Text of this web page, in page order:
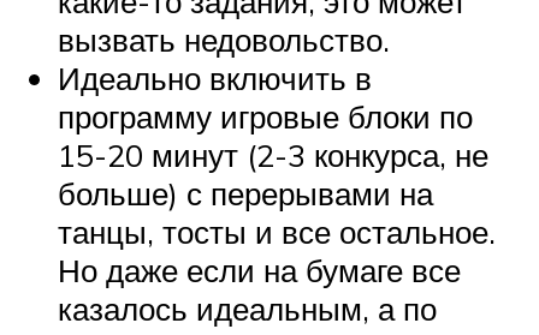
вызвать недовольство.
Идеально включить в
программу игровые блоки по
15-20 минут (2-3 конкурса, не
больше) с перерывами на
танцы, тосты и все остальное.
Но даже если на бумаге все
казалось идеальным, а по